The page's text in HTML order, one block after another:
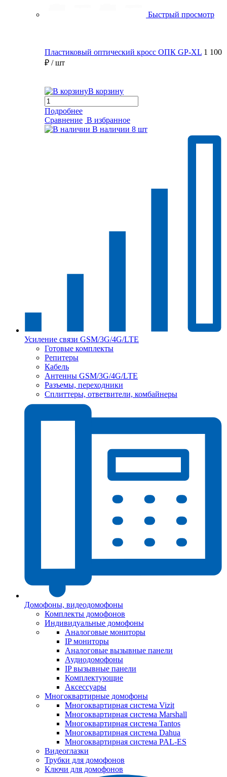
Быстрый просмотр
Пластиковый оптический кросс ОПК GP-XL 1 100
₽ / шт
В корзину
Подробнее
Сравнение В избранное
В наличии 8 шт
Усиление связи GSM/3G/4G/LTE
Готовые комплекты
Репитеры
Кабель
Антенны GSM/3G/4G/LTE
Разъемы, переходники
Сплиттеры, ответвители, комбайнеры
Домофоны, видеодомофоны
Комплекты домофонов
Индивидуальные домофоны
Аналоговые мониторы
IP мониторы
Аналоговые вызывные панели
Аудиодомофоны
IP вызывные панели
Комплектующие
Аксессуары
Многоквартирные домофоны
Многоквартирная система Vizit
Многоквартирная система Marshall
Многоквартирная система Tantos
Многоквартирная система Dahua
Многоквартирная система PAL-ES
Видеоглазки
Трубки для домофонов
Ключи для домофонов